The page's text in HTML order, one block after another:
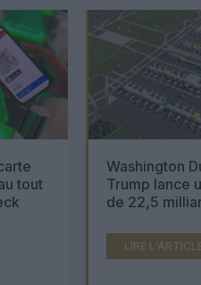
tout
Washington
Trump lance
de 22,5
LIRE